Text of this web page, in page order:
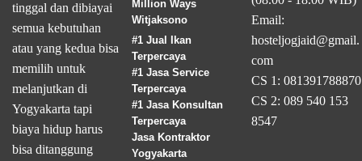
tinggal dan dibiayai
semua kebutuhan
atau yang kedua bisa
memilih untuk
melanjutkan di
Yogyakarta tapi
biaya hidup harus
bisa ditanggung
Million Ways
Witjaksono
#1 Jual Ikan
Terpercaya
#1 Jasa Service
Terpercaya
#1 Jasa Konsultan
Terpercaya
Jasa Kontraktor
Yogyakarta
Email:
hosteljogjaid@gmail.
com
CS 1: 081391788870
CS 2: 089 540 153
8547